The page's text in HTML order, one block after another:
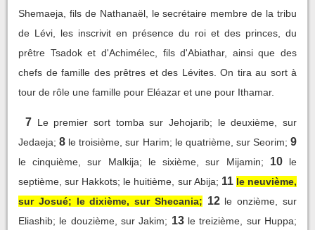
Shemaeja, fils de Nathanaël, le secrétaire membre de la tribu
de Lévi, les inscrivit en présence du roi et des princes, du
prêtre Tsadok et d'Achimélec, fils d'Abiathar, ainsi que des
chefs de famille des prêtres et des Lévites. On tira au sort à
tour de rôle une famille pour Eléazar et une pour Ithamar.
7 Le premier sort tomba sur Jehojarib; le deuxième, sur
Jedaeja; 8 le troisième, sur Harim; le quatrième, sur Seorim; 9
le cinquième, sur Malkija; le sixième, sur Mijamin; 10
le
septième, sur Hakkots; le huitième, sur Abija; 11 le neuvième,
sur Josué; le dixième, sur Shecania; 12 le onzième, sur
Eliashib; le douzième, sur Jakim; 13 le treizième, sur Huppa;